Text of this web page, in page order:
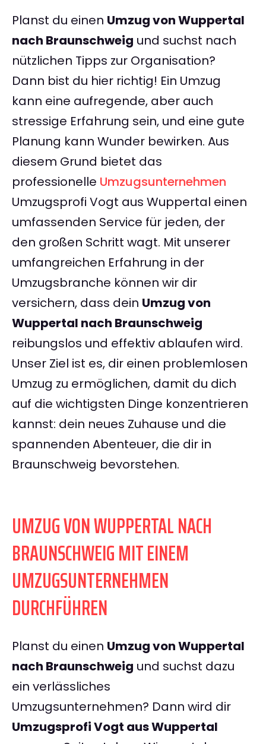
Planst du einen Umzug von Wuppertal
nach Braunschweig und suchst nach
nützlichen Tipps zur Organisation?
Dann bist du hier richtig! Ein Umzug
kann eine aufregende, aber auch
stressige Erfahrung sein, und eine gute
Planung kann Wunder bewirken. Aus
diesem Grund bietet das
professionelle Umzugsunternehmen
Umzugsprofi Vogt aus Wuppertal einen
umfassenden Service für jeden, der
den großen Schritt wagt. Mit unserer
umfangreichen Erfahrung in der
Umzugsbranche können wir dir
versichern, dass dein Umzug von
Wuppertal nach Braunschweig
reibungslos und effektiv ablaufen wird.
Unser Ziel ist es, dir einen problemlosen
Umzug zu ermöglichen, damit du dich
auf die wichtigsten Dinge konzentrieren
kannst: dein neues Zuhause und die
spannenden Abenteuer, die dir in
Braunschweig bevorstehen.
UMZUG VON WUPPERTAL NACH
BRAUNSCHWEIG MIT EINEM
UMZUGSUNTERNEHMEN
DURCHFÜHREN
Planst du einen Umzug von Wuppertal
nach Braunschweig und suchst dazu
ein verlässliches
Umzugsunternehmen? Dann wird dir
Umzugsprofi Vogt aus Wuppertal